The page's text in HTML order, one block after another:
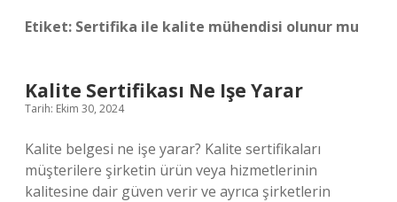
Etiket: Sertifika ile kalite mühendisi olunur mu
Kalite Sertifikası Ne Işe Yarar
Tarih: Ekim 30, 2024
Kalite belgesi ne işe yarar? Kalite sertifikaları
müşterilere şirketin ürün veya hizmetlerinin
kalitesine dair güven verir ve ayrıca şirketlerin